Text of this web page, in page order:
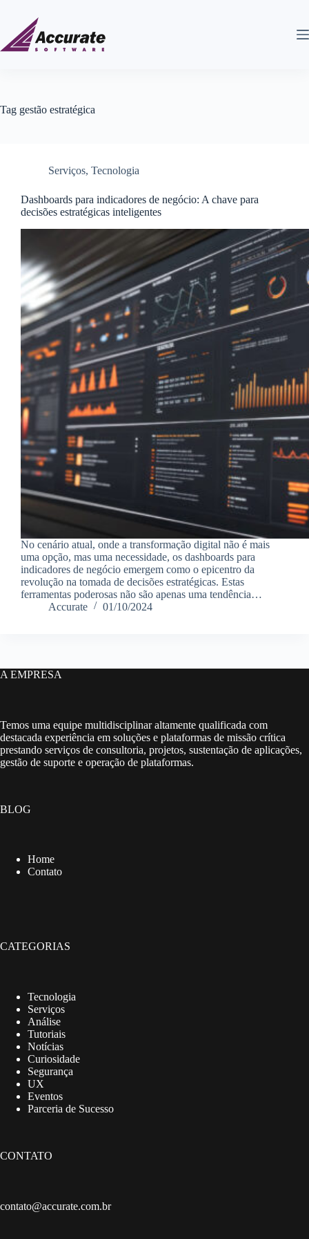
Tag gestão estratégica
Serviços, Tecnologia
Dashboards para indicadores de negócio: A chave para
decisões estratégicas inteligentes
No cenário atual, onde a transformação digital não é mais
uma opção, mas uma necessidade, os dashboards para
indicadores de negócio emergem como o epicentro da
revolução na tomada de decisões estratégicas. Estas
ferramentas poderosas não são apenas uma tendência…
Accurate
01/10/2024
A EMPRESA
Temos uma equipe multidisciplinar altamente qualificada com
destacada experiência em soluções e plataformas de missão crítica
prestando serviços de consultoria, projetos, sustentação de aplicações,
gestão de suporte e operação de plataformas.
BLOG
Home
Contato
CATEGORIAS
Tecnologia
Serviços
Análise
Tutoriais
Notícias
Curiosidade
Segurança
UX
Eventos
Parceria de Sucesso
CONTATO
contato@accurate.com.br